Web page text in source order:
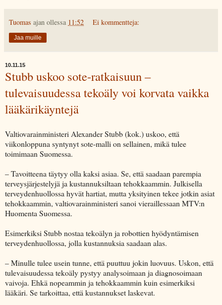
Tuomas ajan ollessa 11:52 Ei kommentteja:
Jaa muille
10.11.15
Stubb uskoo sote-ratkaisuun –
tulevaisuudessa tekoäly voi korvata vaikka
lääkärikäyntejä
Valtiovarainministeri Alexander Stubb (kok.) uskoo, että
viikonloppuna syntynyt sote-malli on sellainen, mikä tulee
toimimaan Suomessa.
– Tavoitteena täytyy olla kaksi asiaa. Se, että saadaan parempia
terveysjärjestelyjä ja kustannuksiltaan tehokkaammin. Julkisella
terveydenhuollossa hyvät hartiat, mutta yksityinen tekee jotkin asiat
tehokkaammin, valtiovarainministeri sanoi vieraillessaan MTV:n
Huomenta Suomessa.
Esimerkiksi Stubb nostaa tekoälyn ja robottien hyödyntämisen
terveydenhuollossa, jolla kustannuksia saadaan alas.
– Minulle tulee usein tunne, että puuttuu jokin luovuus. Uskon, että
tulevaisuudessa tekoäly pystyy analysoimaan ja diagnosoimaan
vaivoja. Ehkä nopeammin ja tehokkaammin kuin esimerkiksi
lääkäri. Se tarkoittaa, että kustannukset laskevat.